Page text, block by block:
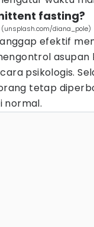
fasting?
diana_pole)
efektif
psikologis.
tetap
normal.